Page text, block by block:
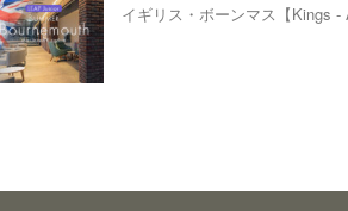
イギリス・ボーンマス【Kings